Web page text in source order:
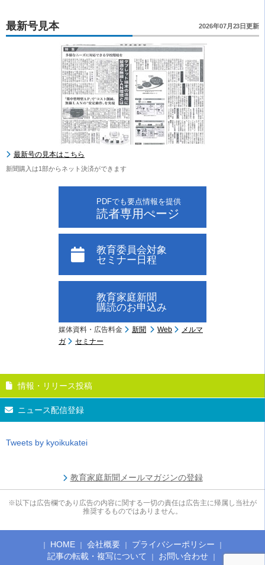
最新号見本 2026年07月23日更新
最新号の見本はこちら
新聞購入は1部からネット決済ができます
PDFでも要点情報を提供
読者専用ぺージ
教育委員会対象
セミナー日程
教育家庭新聞
購読のお申込み
媒体資料・広告料金 新聞 Web
メルマ
ガ
セミナー
情報・リリース投稿
ニュース配信登録
Tweets by kyoikukatei
教育家庭新聞メールマガジンの登録
※以下は広告欄であり広告の内容に関する一切の責任は広告主に帰属し当社が
推奨するものではありません。
HOME 会社概要
プライバシーポリシー
記事の転載・複写について
お問い合わせ